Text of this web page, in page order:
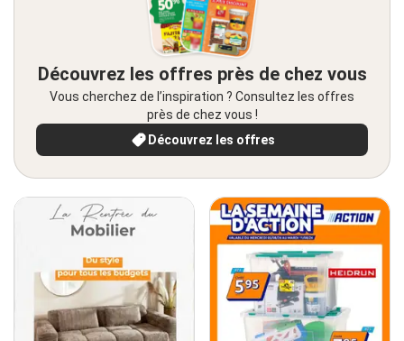
Découvrez les offres près de chez vous
Vous cherchez de l’inspiration ? Consultez les offres
près de chez vous !
Découvrez les offres